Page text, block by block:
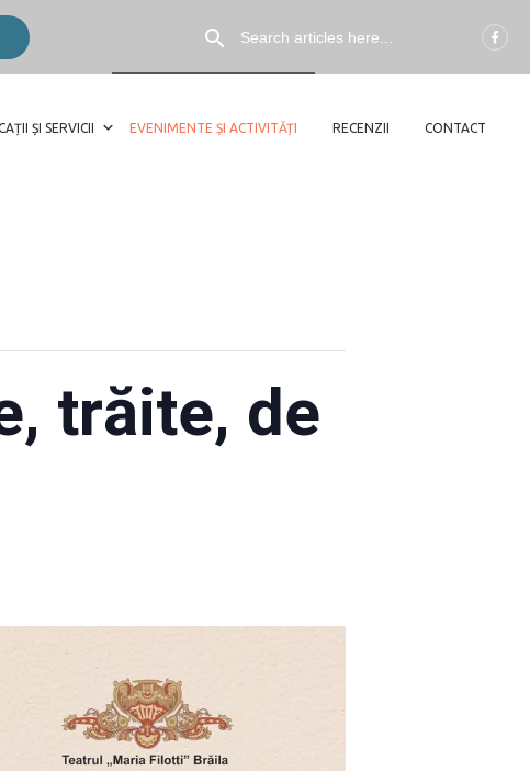
ȘI SERVICII EVENIMENTE ȘI ACTIVITĂȚI RECENZII CONTACT
trăite, de